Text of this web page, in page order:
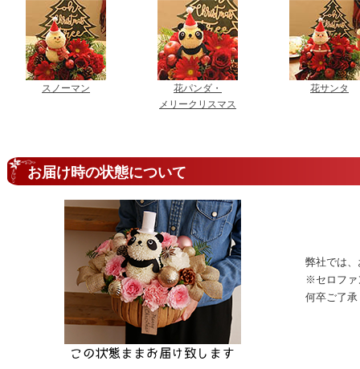
スノーマン
花パンダ・
メリークリスマス
花サンタ
お届け時の状態について
弊社では
※セロファ
何卒ご了